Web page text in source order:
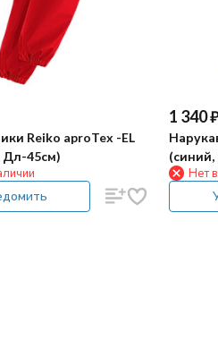
Reiko aproTex -EL
Дл-45см)
1 340
Нет